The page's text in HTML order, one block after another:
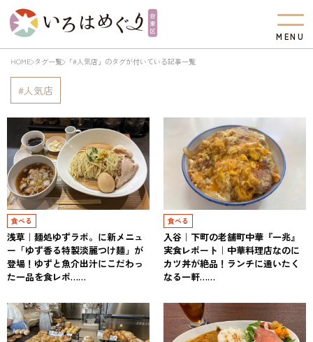
M EN U
HOME タグ一覧 「#人気店」のタグが付いている記事一覧
人気店
食べる
浅草｜麺処ゆずラボ。に新メニュ
ー「ゆず香る特製淡麗つけ麺」が
登場！ゆずと魚介出汁にこだわっ
た一品を食レポ……
食べる
入谷｜下町の老舗町中華『一兆』
実食レポート｜中華料理店なのに
カツ丼が絶品！ランチに通いたく
なる一軒……